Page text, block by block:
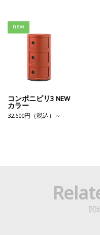
new
コンポニビリ3 NEW
カラー
32,600円（税込）～
関